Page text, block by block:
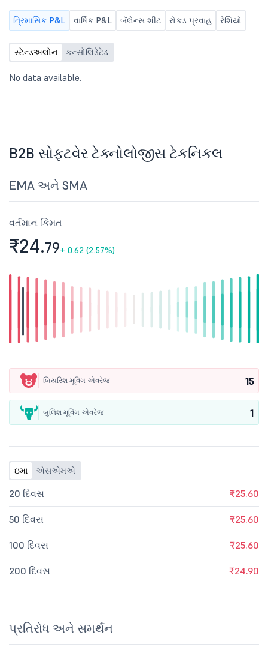
ત્રિમાસિક P&L વાર્ષિક P&L બૅલેન્સ શીટ રોકડ પ્રવાહ રેશિયો
સ્ટેન્ડઅલોન કન્સોલિડેટેડ
No data available.
B2B સોફ્ટવેર ટેક્નોલોજીસ ટેકનિકલ
EMA અને SMA
વર્તમાન કિંમત
₹24.79+ 0.62 (2.57%)
બિયરિશ મૂવિંગ એવરેજ 15
બુલિશ મૂવિંગ એવરેજ 1
ઇમા એસએમએ
20 દિવસ ₹25.60
50 દિવસ ₹25.60
100 દિવસ ₹25.60
200 દિવસ ₹24.90
પ્રતિરોધ અને સમર્થન